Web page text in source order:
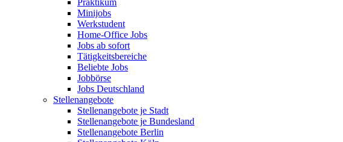
Praktikum
Minijobs
Werkstudent
Home-Office Jobs
Jobs ab sofort
Tätigkeitsbereiche
Beliebte Jobs
Jobbörse
Jobs Deutschland
Stellenangebote
Stellenangebote je Stadt
Stellenangebote je Bundesland
Stellenangebote Berlin